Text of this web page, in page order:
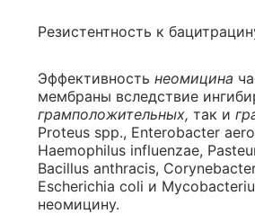
Резистентность к
Эффективность неомицина
мембраны вследствие
грамположительных, так и
Proteus spp., Enterobacter
Haemophilus influenzae,
Bacillus anthracis,
Escherichia coli и
неомицину.